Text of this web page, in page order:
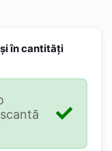
în cantităţi